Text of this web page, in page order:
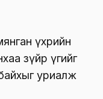
үхрийн
зүйр үгийг
уриалж